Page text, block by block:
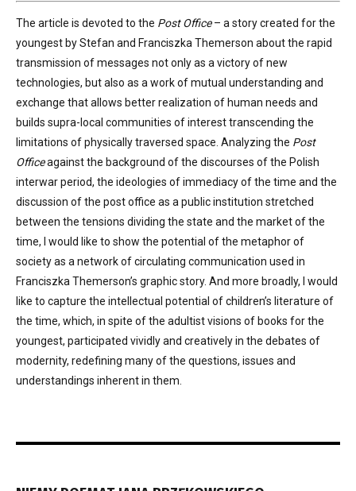
The article is devoted to the Post Office– a story created for the
youngest by Stefan and Franciszka Themerson about the rapid
transmission of messages not only as a victory of new
technologies, but also as a work of mutual understanding and
exchange that allows better realization of human needs and
builds supra-local communities of interest transcending the
limitations of physically traversed space. Analyzing the Post
Officeagainst the background of the discourses of the Polish
interwar period, the ideologies of immediacy of the time and the
discussion of the post office as a public institution stretched
between the tensions dividing the state and the market of the
time, I would like to show the potential of the metaphor of
society as a network of circulating communication used in
Franciszka Themerson’s graphic story. And more broadly, I would
like to capture the intellectual potential of children’s literature of
the time, which, in spite of the adultist visions of books for the
youngest, participated vividly and creatively in the debates of
modernity, redefining many of the questions, issues and
understandings inherent in them.